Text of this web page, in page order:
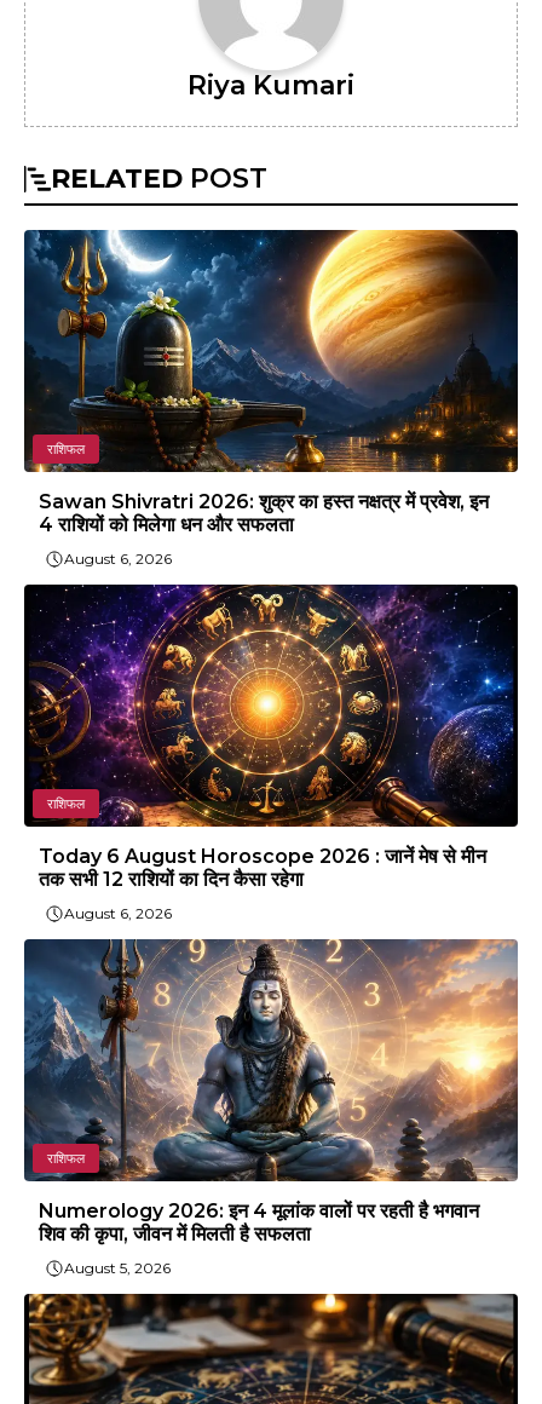
Riya Kumari
RELATED POST
राशिफल
Sawan Shivratri 2026: शुक्र का हस्त नक्षत्र में प्रवेश, इन
4 राशियों को मिलेगा धन और सफलता
August 6, 2026
राशिफल
Today 6 August Horoscope 2026 : जानें मेष से मीन
तक सभी 12 राशियों का दिन कैसा रहेगा
August 6, 2026
राशिफल
Numerology 2026: इन 4 मूलांक वालों पर रहती है भगवान
शिव की कृपा, जीवन में मिलती है सफलता
August 5, 2026